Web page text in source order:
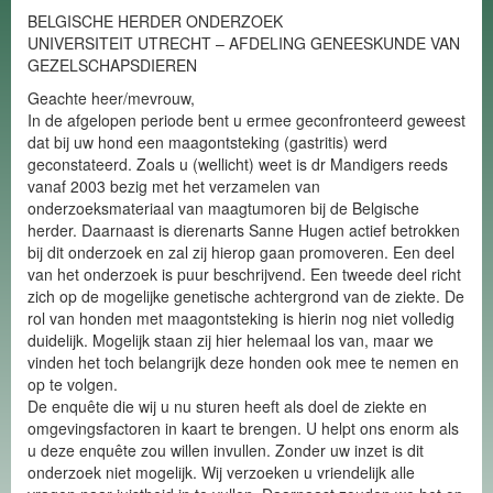
BELGISCHE HERDER ONDERZOEK
UNIVERSITEIT UTRECHT – AFDELING GENEESKUNDE VAN
GEZELSCHAPSDIEREN
Geachte heer/mevrouw,
In de afgelopen periode bent u ermee geconfronteerd geweest
dat bij uw hond een maagontsteking (gastritis) werd
geconstateerd. Zoals u (wellicht) weet is dr Mandigers reeds
vanaf 2003 bezig met het verzamelen van
onderzoeksmateriaal van maagtumoren bij de Belgische
herder. Daarnaast is dierenarts Sanne Hugen actief betrokken
bij dit onderzoek en zal zij hierop gaan promoveren. Een deel
van het onderzoek is puur beschrijvend. Een tweede deel richt
zich op de mogelijke genetische achtergrond van de ziekte. De
rol van honden met maagontsteking is hierin nog niet volledig
duidelijk. Mogelijk staan zij hier helemaal los van, maar we
vinden het toch belangrijk deze honden ook mee te nemen en
op te volgen.
De enquête die wij u nu sturen heeft als doel de ziekte en
omgevingsfactoren in kaart te brengen. U helpt ons enorm als
u deze enquête zou willen invullen. Zonder uw inzet is dit
onderzoek niet mogelijk. Wij verzoeken u vriendelijk alle